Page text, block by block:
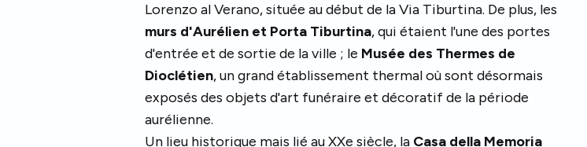
Lorenzo al Verano, située au début de la Via Tiburtina. De plus, les
murs d'Aurélien et Porta Tiburtina, qui étaient l'une des portes
d'entrée et de sortie de la ville ; le Musée des Thermes de
Dioclétien, un grand établissement thermal où sont désormais
exposés des objets d'art funéraire et décoratif de la période
aurélienne.
Un lieu historique mais lié au XXe siècle, la Casa della Memoria